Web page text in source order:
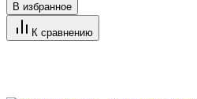
В избранное
К сравнению